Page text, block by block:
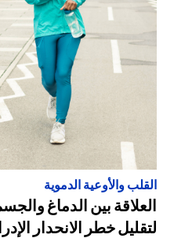
القلب والأوعية الدموية
العلاقة بين الدماغ
لتقليل خطر الانحدار